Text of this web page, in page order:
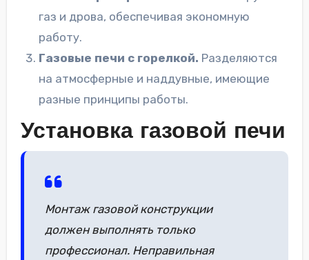
газ и дрова, обеспечивая экономную
работу.
Газовые печи с горелкой. Разделяются
на атмосферные и наддувные, имеющие
разные принципы работы.
Установка газовой печи
Монтаж газовой конструкции
должен выполнять только
профессионал. Неправильная